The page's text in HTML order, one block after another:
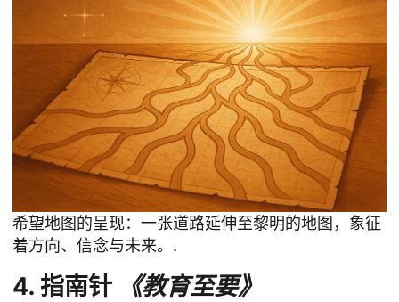
希望地图的呈现：一张道路延伸至黎明的地图，象征
着方向、信念与未来。.
4. 指南针 《教育至要》